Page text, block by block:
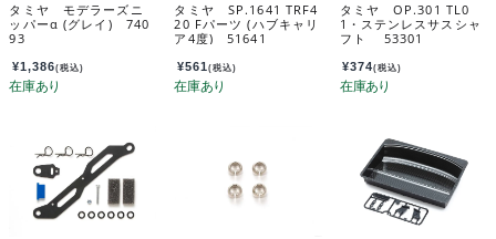
タミヤ モデラーズニ
ッパーα (グレイ) 740
93
¥1,386(税込)
タミヤ SP.1641 TRF4
20 Fパーツ (ハブキャリ
ア4度) 51641
¥561(税込)
タミヤ OP.301 TL0
1・ステンレスサスシャ
フト 53301
¥374(税込)